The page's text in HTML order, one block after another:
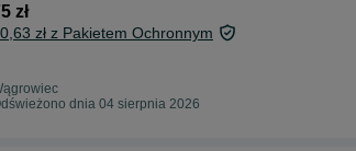
zł
zł z Pakietem Ochronnym
dnia 04 sierpnia 2026